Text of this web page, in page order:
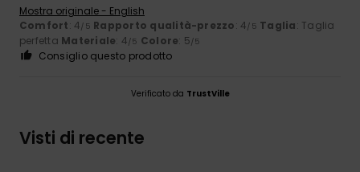
Mostra originale - English
Comfort: 4/5 Rapporto qualità-prezzo: 4/5 Taglia: Taglia
perfetta Materiale: 4/5 Colore: 5/5
Consiglio questo prodotto
Verificato da TrustVille
Visti di recente